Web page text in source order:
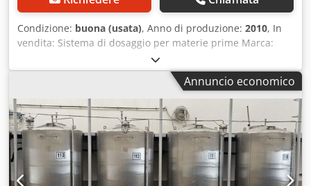
Condizione: buona (usata), Anno di produzione: 2010, In
vendita: Sistema di dosaggio per materie prime Marca:
AZO Anno di costruzione: 2010 Incluso: Chodpfx Anjy Spg
Rs Eea - 8x serbatoi di dosaggio da 500 litri -
documentazione completa - telai - celle di pesatura -
coclee dosatrici Per domande o osservazioni, non esitate a
contattarci. È possibile visionare il sistema in loco. Cordiali
saluti, Leo Holland
Annuncio economico